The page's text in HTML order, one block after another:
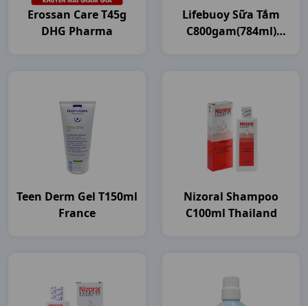
Erossan Care T45g
DHG Pharma
Lifebuoy Sữa Tắm
C800gam(784ml)
Teen Derm Gel T150ml
France
Nizoral Shampoo
C100ml Thailand